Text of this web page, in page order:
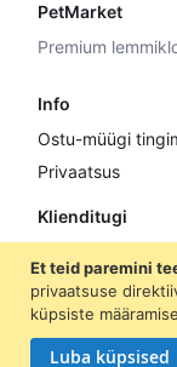
Et teid paremini
privaatsuse
küpsiste
Luba küpsised
PetMarket
Premium
Info
Ostu-müügi
Privaatsus
Klienditugi
+372 5307 8870